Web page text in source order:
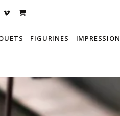
FIGURINES